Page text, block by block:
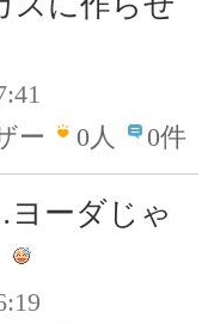
ー
0人 0件
ーダじゃ